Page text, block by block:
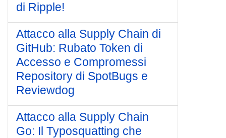
di Ripple!
Attacco alla Supply Chain di
GitHub: Rubato Token di
Accesso e Compromessi
Repository di SpotBugs e
Reviewdog
Attacco alla Supply Chain
Go: Il Typosquatting che